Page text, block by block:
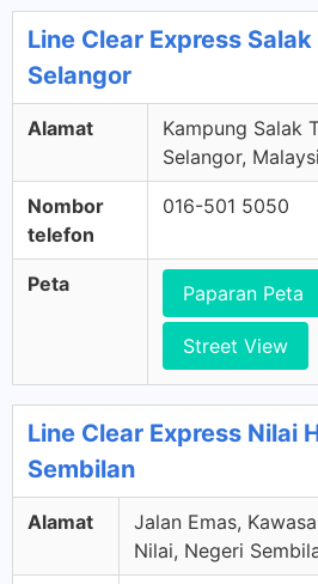
Line Clear Express
Selangor
Alamat
Kampung Salak
Selangor,
Nombor
telefon
016-501 5050
Peta Paparan Peta
Street View
Line Clear Express Nilai
Sembilan
Alamat
Jalan Emas,
Nilai, Negeri